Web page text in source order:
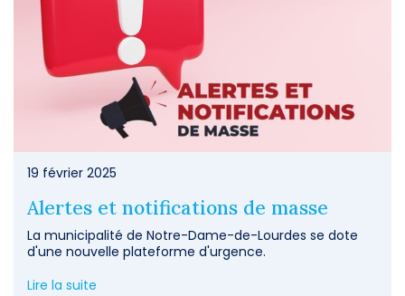
19 février 2025
Alertes et notifications de masse
La municipalité de Notre-Dame-de-Lourdes se dote
d'une nouvelle plateforme d'urgence.
Lire la suite